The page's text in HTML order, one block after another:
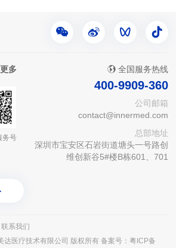
多
务号
全国服务热线
400-9909-360
公司邮箱
contact@innermed.com
总部地址
深圳市宝安区石岩街道塘头一号路创
维创新谷5#楼B栋601、701
联系我们
达医疗技术有限公司 版权所有备案号：粤ICP备